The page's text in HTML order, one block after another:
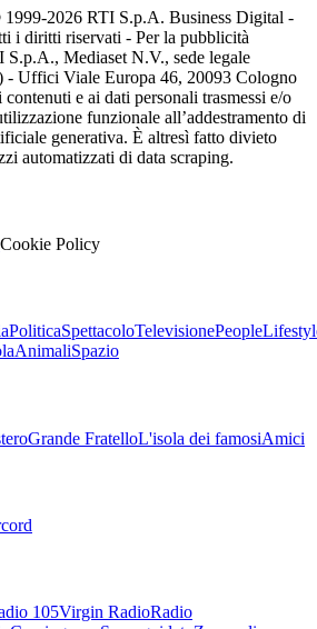
2026 RTI S.p.A. Business Digital -
i diritti riservati - Per la pubblicità
Mediaset N.V., sede legale
- Uffici Viale Europa 46, 20093 Cologno
contenuti e ai dati personali trasmessi e/o
funzionale all’addestramento di
generativa. È altresì fatto divieto
automatizzati di data scraping.
Cookie Policy
PoliticaSpettacoloTelevisionePeople
AnimaliSpazio
Grande FratelloL'isola dei famosiAmici
105Virgin RadioRadio